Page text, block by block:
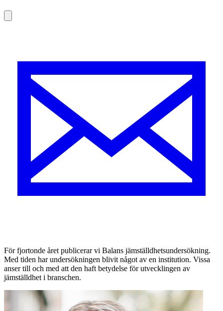
För fjortonde året publicerar vi Balans jämställdhetsundersökning.
Med tiden har undersökningen blivit något av en institution. Vissa
anser till och med att den haft betydelse för utvecklingen av
jämställdhet i branschen.